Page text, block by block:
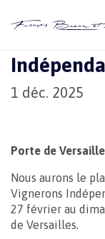
Actualités
1 déc. 2025
Porte de
Nous aurons le
Vignerons
27 février au
de Versailles.